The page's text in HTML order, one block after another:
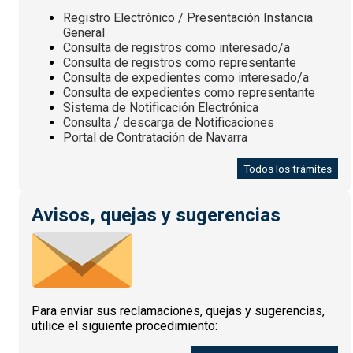
Registro Electrónico / Presentación Instancia
General
Consulta de registros como interesado/a
Consulta de registros como representante
Consulta de expedientes como interesado/a
Consulta de expedientes como representante
Sistema de Notificación Electrónica
Consulta / descarga de Notificaciones
Portal de Contratación de Navarra
Todos los trámites
Avisos, quejas y sugerencias
Para enviar sus reclamaciones, quejas y sugerencias,
utilice el siguiente procedimiento: